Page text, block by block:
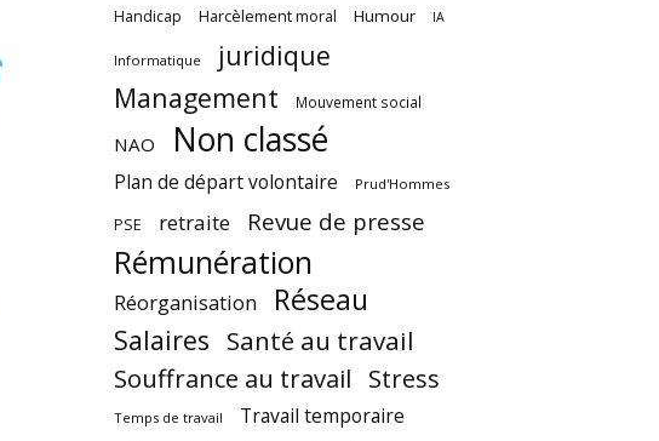
Handicap Harcèlement moral Humour IA
Informatique
juridique
Management
Mouvement social
NAO Non classé
Plan de départ volontaire Prud'Hommes
PSE retraite Revue de presse
Rémunération
Réorganisation Réseau
Salaires Santé au travail
Souffrance au travail Stress
Temps de travail Travail temporaire